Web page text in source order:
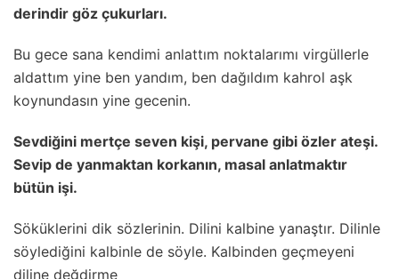
derindir göz çukurları.
Bu gece sana kendimi anlattım noktalarımı virgüllerle
aldattım yine ben yandım, ben dağıldım kahrol aşk
koynundasın yine gecenin.
Sevdiğini mertçe seven kişi, pervane gibi özler ateşi.
Sevip de yanmaktan korkanın, masal anlatmaktır
bütün işi.
Söküklerini dik sözlerinin. Dilini kalbine yanaştır. Dilinle
söylediğini kalbinle de söyle. Kalbinden geçmeyeni
diline değdirme